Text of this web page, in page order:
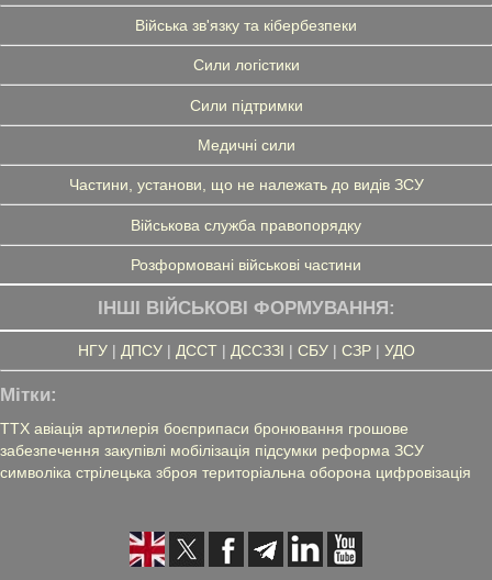
Війська зв'язку та кібербезпеки
Сили логістики
Сили підтримки
Медичні сили
Частини, установи, що не належать до видів ЗСУ
Військова служба правопорядку
Розформовані військові частини
ІНШІ ВІЙСЬКОВІ ФОРМУВАННЯ:
НГУ| ДПСУ| ДССТ| ДССЗЗІ | СБУ| СЗР| УДО
Мітки:
ТТХ авіація артилерія боєприпаси бронювання грошове
забезпечення закупівлі мобілізація підсумки реформа ЗСУ
символіка стрілецька зброя територіальна оборона цифровізація